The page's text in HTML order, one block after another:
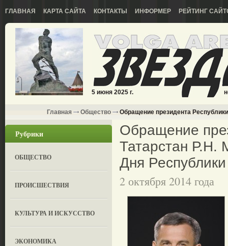
ГЛАВНАЯ КАРТА САЙТА КОНТАКТЫ ИНФОРМЕР РЕЙТИНГ
5 июня 2025 г.
Главная Общество Обращение президента
Рубрики
ОБЩЕСТВО
ПРОИСШЕСТВИЯ
КУЛЬТУРА И ИСКУССТВО
ЭКОНОМИКА
Обращение
Татарстан Р.Н.
Дня Республики
2 октября 2014 года